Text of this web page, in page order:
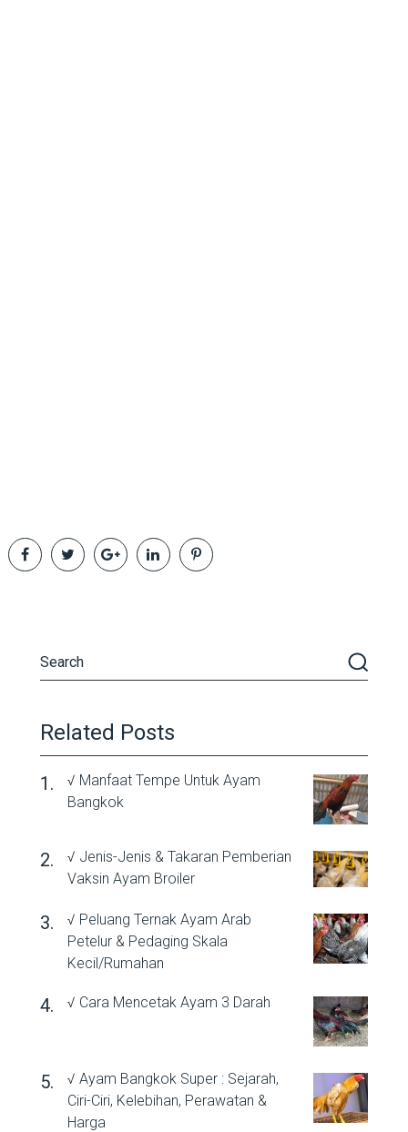
Related Posts
√ Manfaat Tempe Untuk Ayam
Bangkok
√ Jenis-Jenis & Takaran Pemberian
Vaksin Ayam Broiler
√ Peluang Ternak Ayam Arab
Petelur & Pedaging Skala
Kecil/Rumahan
√ Cara Mencetak Ayam 3 Darah
√ Ayam Bangkok Super : Sejarah,
Ciri-Ciri, Kelebihan, Perawatan &
Harga